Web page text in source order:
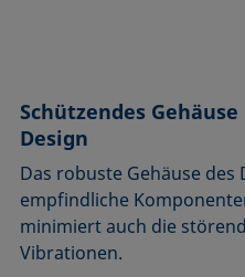
Schützendes
Design
Das robuste Gehäuse des
empfindliche
minimiert auch die
Vibrationen.